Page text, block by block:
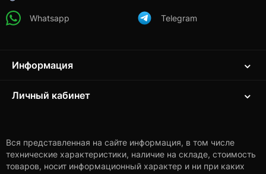
Whatsapp Telegram
Информация
Личный кабинет
Вся представленная на сайте информация, в том числе
технические характеристики, наличие на складе, стоимость
товаров, носит информационный характер и ни при каких